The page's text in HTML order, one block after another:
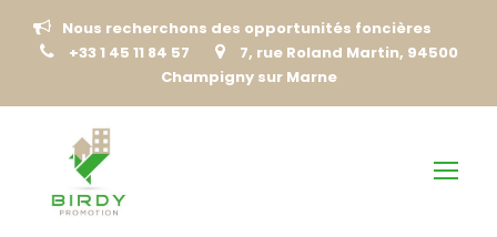
Nous recherchons des opportunités foncières
+33 1 45 11 84 57
7, rue Roland Martin, 94500
Champigny sur Marne